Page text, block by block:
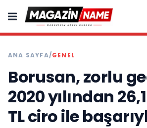
ANA SAYFA/GENEL
Borusan, zorlu
2020 yılından
TL ciro ile